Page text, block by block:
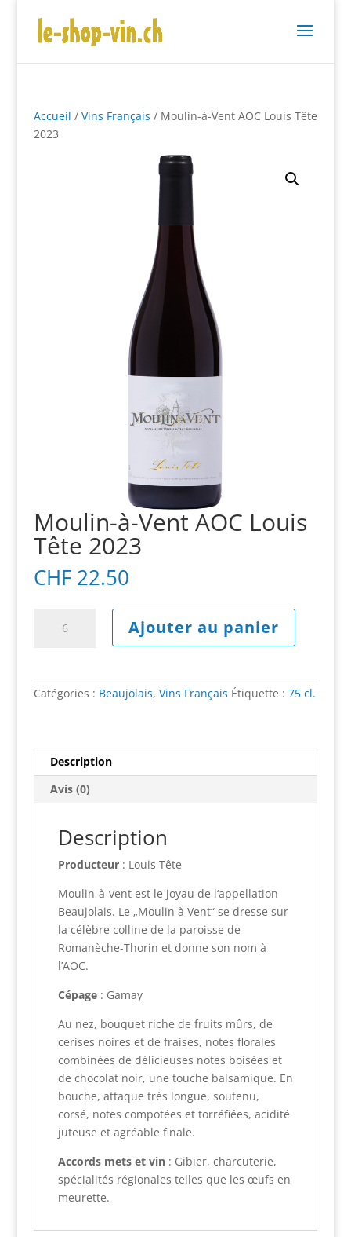
Accueil / Vins Français / Moulin-à-Vent AOC Louis Tête
2023
Moulin-à-Vent AOC Louis
Tête 2023
CHF22.50
Vent
2023
Ajouter au panier
r
v
Catégories : Beaujolais, Vins Français Étiquette : 75 cl.
Description
Avis (0)
Description
Producteur: Louis Tête
Moulin-à-vent est le joyau de l‘appellation
Beaujolais. Le „Moulin à Vent“ se dresse sur
la célèbre colline de la paroisse de
Romanèche-Thorin et donne son nom à
l’AOC.
Cépage: Gamay
Au nez, bouquet riche de fruits mûrs, de
cerises noires et de fraises, notes florales
combinées de délicieuses notes boisées et
de chocolat noir, une touche balsamique. En
bouche, attaque très longue, soutenu,
corsé, notes compotées et torréfiées, acidité
juteuse et agréable finale.
Accords mets et vin: Gibier, charcuterie,
spécialités régionales telles que les œufs en
meurette.